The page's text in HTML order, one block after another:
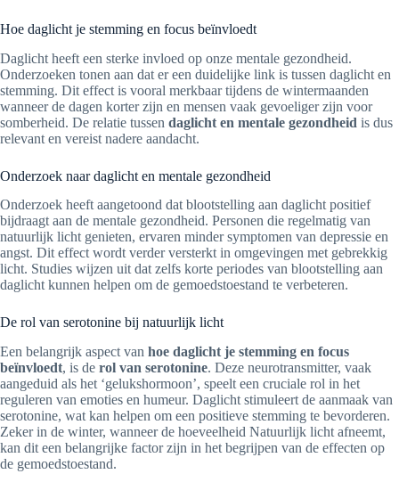
Hoe daglicht je stemming en focus beïnvloedt
Daglicht heeft een sterke invloed op onze mentale gezondheid.
Onderzoeken tonen aan dat er een duidelijke link is tussen daglicht en
stemming. Dit effect is vooral merkbaar tijdens de wintermaanden
wanneer de dagen korter zijn en mensen vaak gevoeliger zijn voor
somberheid. De relatie tussen daglicht en mentale gezondheid is dus
relevant en vereist nadere aandacht.
Onderzoek naar daglicht en mentale gezondheid
Onderzoek heeft aangetoond dat blootstelling aan daglicht positief
bijdraagt aan de mentale gezondheid. Personen die regelmatig van
natuurlijk licht genieten, ervaren minder symptomen van depressie en
angst. Dit effect wordt verder versterkt in omgevingen met gebrekkig
licht. Studies wijzen uit dat zelfs korte periodes van blootstelling aan
daglicht kunnen helpen om de gemoedstoestand te verbeteren.
De rol van serotonine bij natuurlijk licht
Een belangrijk aspect van hoe daglicht je stemming en focus
beïnvloedt, is de rol van serotonine. Deze neurotransmitter, vaak
aangeduid als het ‘gelukshormoon’, speelt een cruciale rol in het
reguleren van emoties en humeur. Daglicht stimuleert de aanmaak van
serotonine, wat kan helpen om een positieve stemming te bevorderen.
Zeker in de winter, wanneer de hoeveelheid Natuurlijk licht afneemt,
kan dit een belangrijke factor zijn in het begrijpen van de effecten op
de gemoedstoestand.